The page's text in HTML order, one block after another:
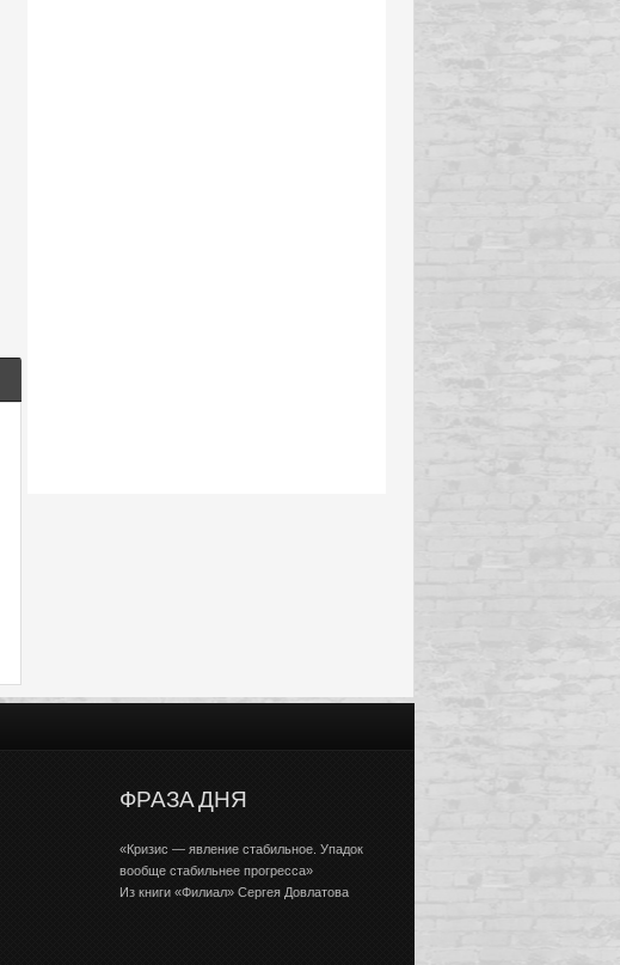
ФРАЗА ДНЯ
«Кризис — явление стабильное. Упадок
вообще стабильнее прогресса»
Из книги «Филиал» Сергея Довлатова